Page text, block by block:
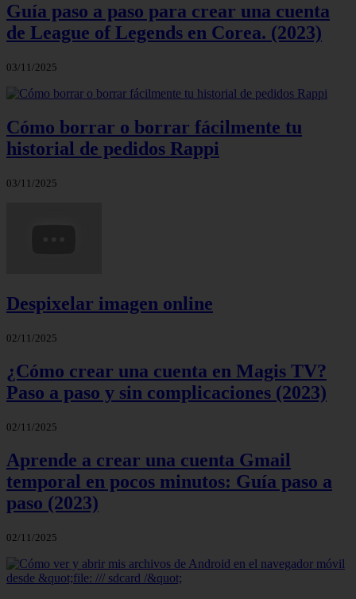
Guía paso a paso para crear una cuenta
de League of Legends en Corea. (2023)
03/11/2025
Cómo borrar o borrar fácilmente tu
historial de pedidos Rappi
03/11/2025
Despixelar imagen online
02/11/2025
¿Cómo crear una cuenta en Magis TV?
Paso a paso y sin complicaciones (2023)
02/11/2025
Aprende a crear una cuenta Gmail
temporal en pocos minutos: Guía paso a
paso (2023)
02/11/2025